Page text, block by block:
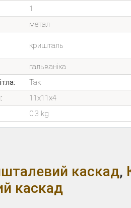
1
метал
кришталь
гальваніка
Так
11x11x4
0.3 kg
каскад,
каскад